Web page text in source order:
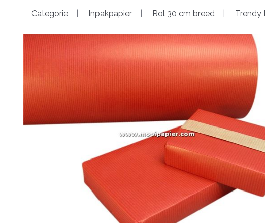
Categorie Inpakpapier Rol 30 cm breed Trendy